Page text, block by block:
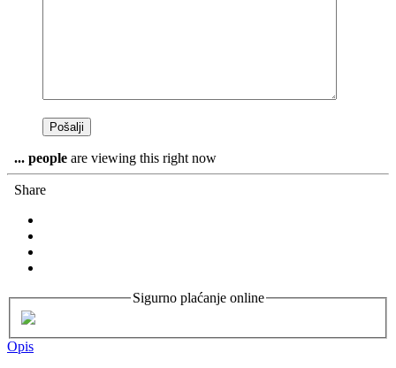
... people are viewing this right now
Share
Sigurno plaćanje online
Opis